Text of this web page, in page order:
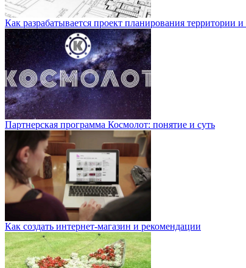
Как разрабатывается проект планирования территории
Партнерская программа Космолот: понятие и суть
Как создать интернет-магазин и рекомендации